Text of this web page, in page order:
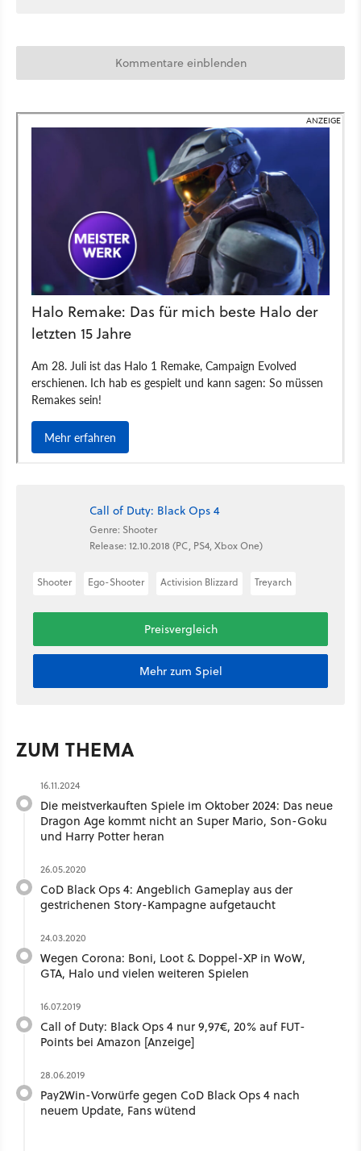
Kommentare einblenden
Call of Duty: Black Ops 4
Genre: Shooter
Release: 12.10.2018 (PC, PS4, Xbox One)
Shooter Ego-Shooter Activision Blizzard Treyarch
Preisvergleich
Mehr zum Spiel
ZUM THEMA
16.11.2024
Die meistverkauften Spiele im Oktober 2024: Das neue
Dragon Age kommt nicht an Super Mario, Son-Goku
und Harry Potter heran
26.05.2020
CoD Black Ops 4: Angeblich Gameplay aus der
gestrichenen Story-Kampagne aufgetaucht
24.03.2020
Wegen Corona: Boni, Loot & Doppel-XP in WoW,
GTA, Halo und vielen weiteren Spielen
16.07.2019
Call of Duty: Black Ops 4 nur 9,97€, 20% auf FUT-
Points bei Amazon [Anzeige]
28.06.2019
Pay2Win-Vorwürfe gegen CoD Black Ops 4 nach
neuem Update, Fans wütend